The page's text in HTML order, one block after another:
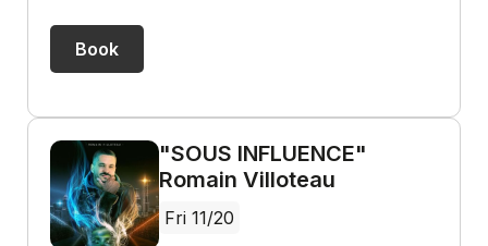
Book
"SOUS INFLUENCE"
Romain Villoteau
Fri 11/20